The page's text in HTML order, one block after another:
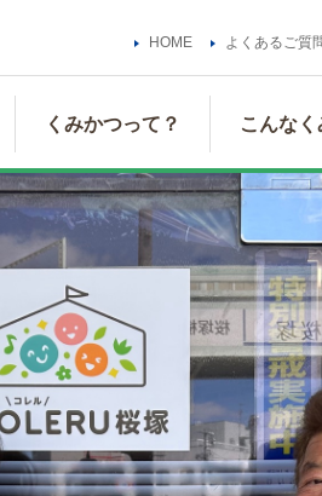
HOME よくあるご質
くみかつって？ こんな